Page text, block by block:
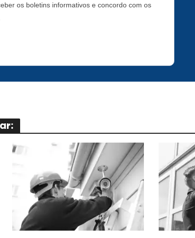
os boletins informativos e concordo com os